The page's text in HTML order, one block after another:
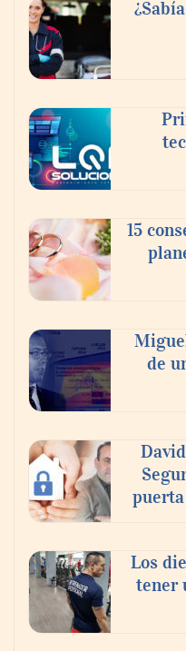
core sin perder
de negocio: Minsait
mejoran su
objetivos, según
COSITAL valora
modelo de
capacidad técnica
15
de
Los
tener